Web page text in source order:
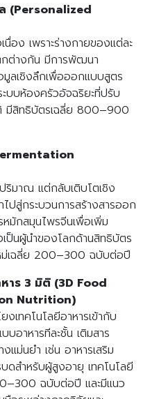
(Personalized
นื่อง เพราะร่างกายของแต่ละ
กต่างกัน มีการพัฒนา
มูลเชิงลึกเพื่อออกแบบสูตร
ะบบห้องครัวอัจฉริยะที่ปรับ
มีสิทธิบัตรเฉลี่ย 800–900
ริมาณ แต่กลับเติบโตเชิง
สู่กระบวนการสร้างสารออก
มักสมุนไพรจีนเพื่อเพิ่ม
ป็นผู้นำของโลกด้านสิทธิบัตร
ม่เฉลี่ย 200–300 ฉบับต่อปี
าร 3 มิติ (3D Food
Nutrition)
งเทคโนโลยีอาหารเข้ากับ
อาหารทีละชั้น เติมสาร
แม่นยำ เช่น อาหารเสริม
ดสำหรับผู้สูงอายุ เทคโนโลยี
ฉบับต่อปี และมีแนว